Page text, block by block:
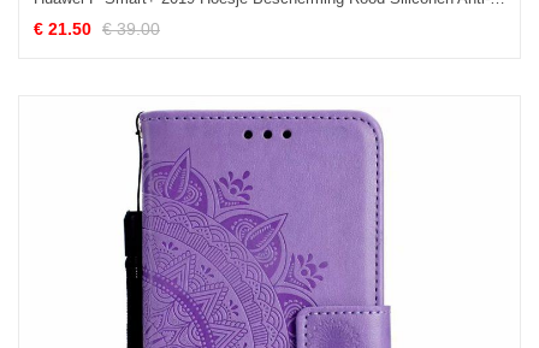
€ 21.50 € 39.00